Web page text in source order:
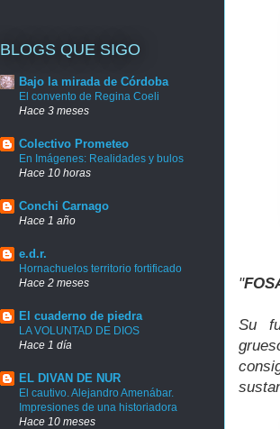
"
Su
BLOGS QUE SIGO
Bajo la mirada de Córdoba
El convento de Regina Coeli
Hace 3 meses
Colectivo Prometeo
En Imágenes: Realidades y bulos
Hace 10 horas
Conchi Carnago
Hace 1 año
e.d.r.
Hornachuelos territorio fortificado
Hace 2 meses
El cuaderno de piedra
LA VOLUNTAD DE DIOS
Hace 1 día
EL DIVAN DE NUR
El cautivo. Alejandro Amenábar.
Impresiones de una historiadora
Hace 10 meses